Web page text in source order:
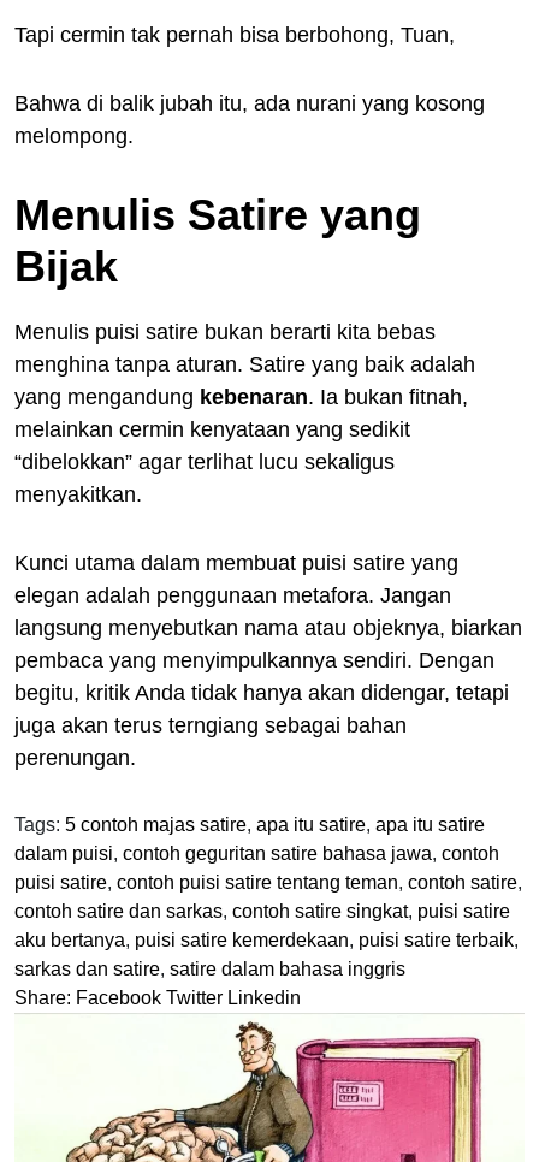
Tapi cermin tak pernah bisa berbohong, Tuan,
Bahwa di balik jubah itu, ada nurani yang kosong
melompong.
Menulis Satire yang
Bijak
Menulis puisi satire bukan berarti kita bebas
menghina tanpa aturan. Satire yang baik adalah
yang mengandung kebenaran. Ia bukan fitnah,
melainkan cermin kenyataan yang sedikit
“dibelokkan” agar terlihat lucu sekaligus
menyakitkan.
Kunci utama dalam membuat puisi satire yang
elegan adalah penggunaan metafora. Jangan
langsung menyebutkan nama atau objeknya, biarkan
pembaca yang menyimpulkannya sendiri. Dengan
begitu, kritik Anda tidak hanya akan didengar, tetapi
juga akan terus terngiang sebagai bahan
perenungan.
Tags: 5 contoh majas satire, apa itu satire, apa itu satire
dalam puisi, contoh geguritan satire bahasa jawa, contoh
puisi satire, contoh puisi satire tentang teman, contoh satire,
contoh satire dan sarkas, contoh satire singkat, puisi satire
aku bertanya, puisi satire kemerdekaan, puisi satire terbaik,
sarkas dan satire, satire dalam bahasa inggris
Share: Facebook Twitter Linkedin